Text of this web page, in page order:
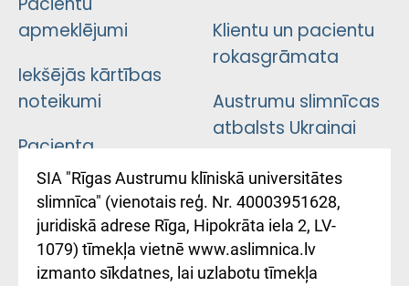
apmeklējumi
Iekšējās kārtības
noteikumi
Pacienta
atsauksmju/sūdzību
iesniegšanas
kārtība
Kā pie mums nokļūt
Klientu un pacientu
rokasgrāmata
Austrumu slimnīcas
atbalsts Ukrainai
Підтримка Східної
лікарні та співпраця з
Україною
SIA "Rīgas Austrumu klīniskā universitātes
slimnīca" (vienotais reģ. Nr. 40003951628,
juridiskā adrese Rīga, Hipokrāta iela 2, LV-
1079) tīmekļa vietnē www.aslimnica.lv
izmanto sīkdatnes, lai uzlabotu tīmekļa